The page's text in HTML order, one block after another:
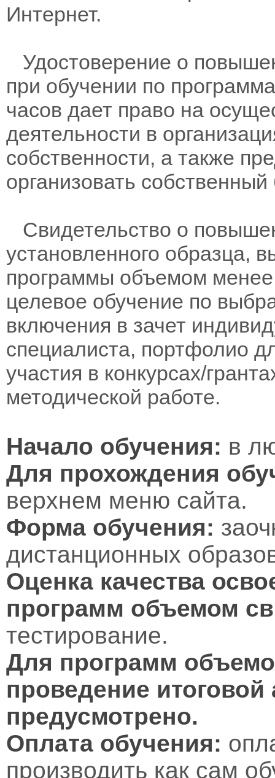
Интернет.
Удостоверение о
при обучении по
часов дает право на
деятельности в
собственности, а также
организовать
Свидетельство о
установленного образца,
программы объемом менее
целевое обучение по
включения в зачет
специалиста, портфолио
участия в конкурсах/
методической работе.
Начало обучения: в
Для прохождения
верхнем меню сайта.
Форма обучения:
дистанционных
Оценка качества
программ объемом
тестирование.
Для программ
проведение итоговой
предусмотрено.
Оплата обучения:
производить как сам